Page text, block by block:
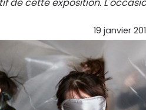
19 janvier